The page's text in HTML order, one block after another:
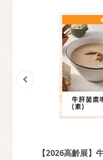
【2026高齡展】